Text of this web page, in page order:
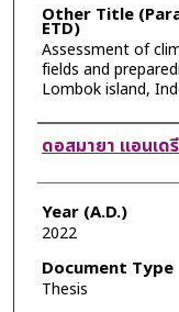
Other Title
ETD)
Assessment of
fields and
Lombok island,
Author
ดอสมายา แอนเด
Year (A.D.)
2022
Document Type
Thesis